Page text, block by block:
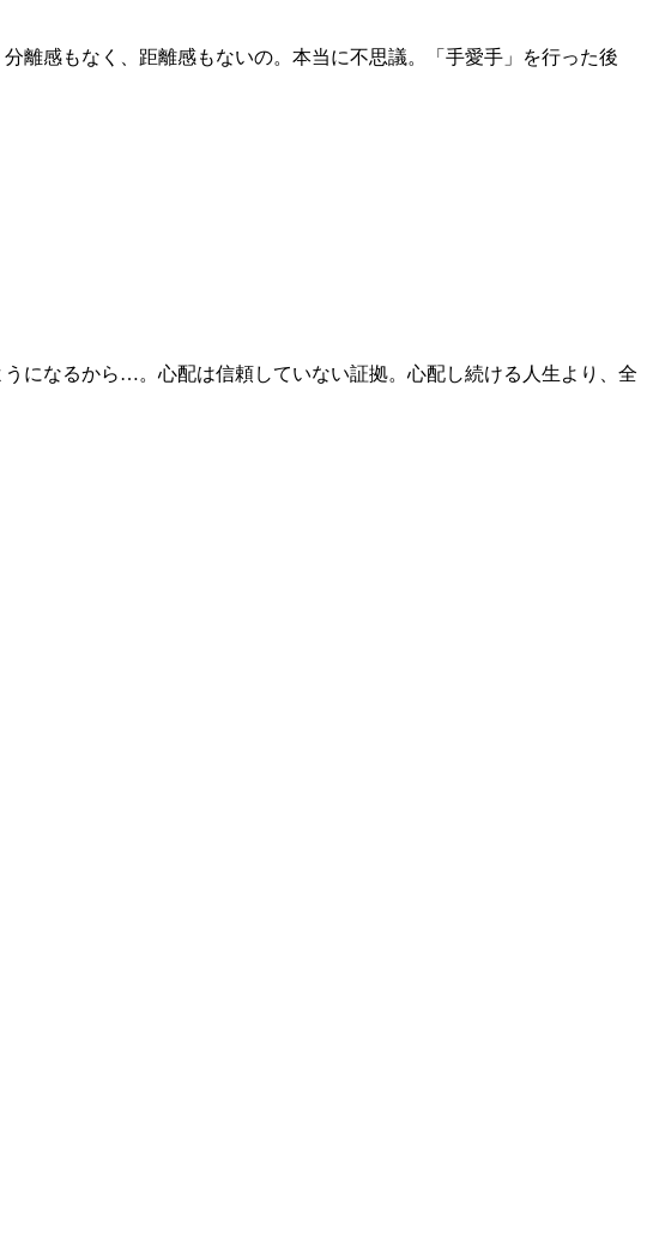
離感もなく、距離感もないの。本当に不思議。「手愛手」を行った後
になるから…。心配は信頼していない証拠。心配し続ける人生より、全